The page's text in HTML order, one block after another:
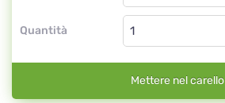
Quantità
Mettere nel carello